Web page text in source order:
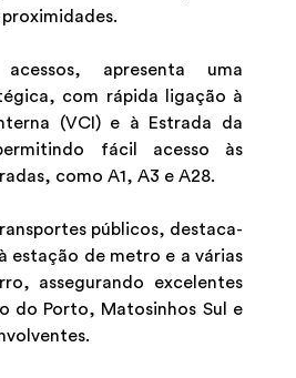
apresenta uma
com rápida ligação à
(VCI) e à Estrada da
fácil acesso às
como A1, A3 e A28.
públicos, destaca-
estação de metro e a várias
assegurando excelentes
do Porto, Matosinhos Sul e